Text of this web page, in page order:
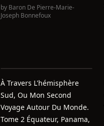
by Baron De Pierre-Marie-
Joseph Bonnefoux
À Travers L'hémisphère
Sud, Ou Mon Second
Voyage Autour Du Monde.
Tome 2 Équateur, Panama,